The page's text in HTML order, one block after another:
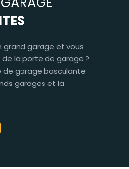
grand garage et vous
de la porte de garage ?
de garage basculante,
garages et la